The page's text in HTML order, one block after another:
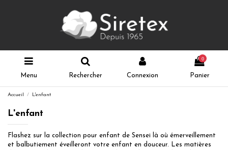
Menu Rechercher Connexion
0
Panier
Accueil L'enfant
L'enfant
Flashez sur la collection pour enfant de Sensei là où émerveillement
et balbutiement éveilleront votre enfant en douceur. Les matières